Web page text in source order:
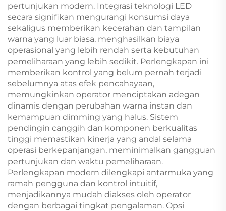
pertunjukan modern. Integrasi teknologi LED
secara signifikan mengurangi konsumsi daya
sekaligus memberikan kecerahan dan tampilan
warna yang luar biasa, menghasilkan biaya
operasional yang lebih rendah serta kebutuhan
pemeliharaan yang lebih sedikit. Perlengkapan ini
memberikan kontrol yang belum pernah terjadi
sebelumnya atas efek pencahayaan,
memungkinkan operator menciptakan adegan
dinamis dengan perubahan warna instan dan
kemampuan dimming yang halus. Sistem
pendingin canggih dan komponen berkualitas
tinggi memastikan kinerja yang andal selama
operasi berkepanjangan, meminimalkan gangguan
pertunjukan dan waktu pemeliharaan.
Perlengkapan modern dilengkapi antarmuka yang
ramah pengguna dan kontrol intuitif,
menjadikannya mudah diakses oleh operator
dengan berbagai tingkat pengalaman. Opsi